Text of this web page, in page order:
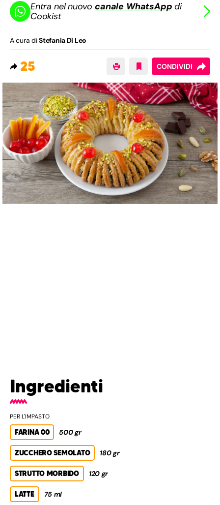
Entra nel nuovocanale WhatsApp di
Cookist
A cura diStefania Di Leo
25 CONDIVIDI
Ingredienti
PER L'IMPASTO
FARINA 00 500 gr
ZUCCHERO SEMOLATO 180 gr
STRUTTO MORBIDO 120 gr
LATTE 75 ml